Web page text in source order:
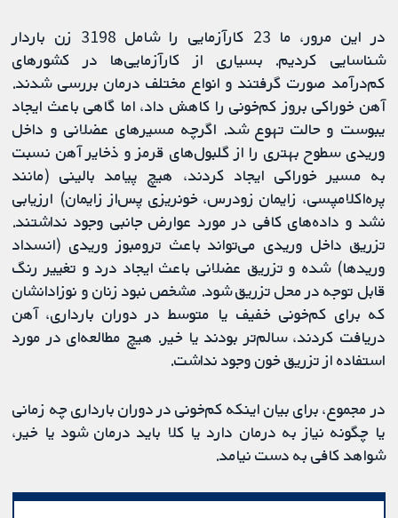
در این مرور، ما 23 کارآزمایی را شامل 3198 زن باردار
شناسایی کردیم. بسیاری از کارآزمایی‌ها در کشورهای
کم‌درآمد صورت گرفتند و انواع مختلف درمان بررسی شدند.
آهن خوراکی بروز کم‌خونی را کاهش داد، اما گاهی باعث ایجاد
یبوست و حالت تهوع شد. اگرچه مسیرهای عضلانی و داخل
وریدی سطوح بهتری را از گلبول‌های قرمز و ذخایر آهن نسبت
به مسیر خوراکی ایجاد کردند، هیچ پیامد بالینی (مانند
پره‌اکلامپسی، زایمان زودرس، خونریزی پس‌از زایمان) ارزیابی
نشد و داده‌های کافی در مورد عوارض جانبی وجود نداشتند.
تزریق داخل وریدی می‌تواند باعث ترومبوز وریدی (انسداد
وریدها) شده و تزریق عضلانی باعث ایجاد درد و تغییر رنگ
قابل توجه در محل تزریق ‌شود. مشخص نبود زنان و نوزادانشان
که برای کم‌خونی خفیف یا متوسط در دوران بارداری، ​​آهن
دریافت ‌کردند، سالم‌تر بودند یا خیر. هیچ مطالعه‌ای در مورد
استفاده از تزریق خون وجود نداشت.
در مجموع، برای بیان اینکه کم‌خونی در دوران بارداری چه زمانی
یا چگونه نیاز به درمان دارد یا کلا باید درمان شود یا خیر،
شواهد کافی به دست نیامد.